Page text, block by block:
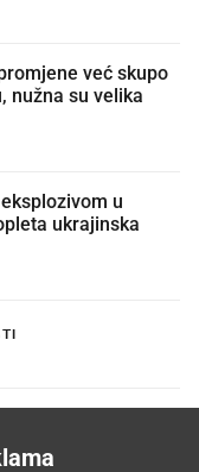
već skupo
nužna su velika
u
ukrajinska